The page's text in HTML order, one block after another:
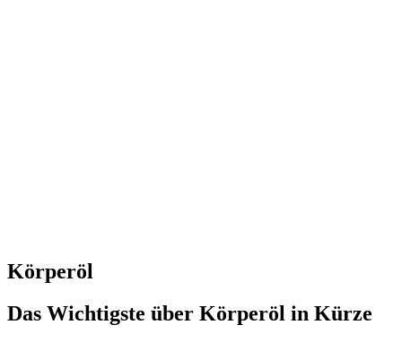
Körperöl
Das Wichtigste über Körperöl in Kürze